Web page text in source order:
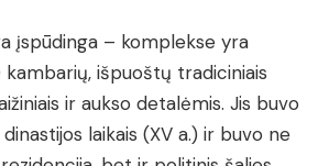
įspūdinga – komplekse yra
išpuoštų tradiciniais
ir aukso detalėmis. Jis buvo
laikais (XV a.) ir buvo ne